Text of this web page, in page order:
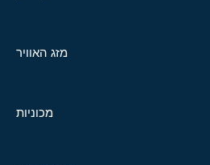
מזג האוויר
מכוניות